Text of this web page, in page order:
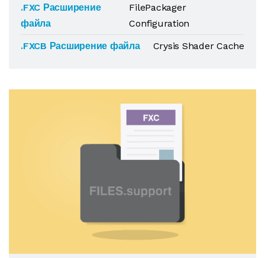
.FXC Расширение
файла
FilePackager
Configuration
.FXCB Расширение файла
Crysis Shader Cache